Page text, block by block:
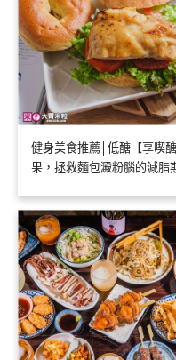
健身美食推薦│低醣【享喫
果，拯救麵包澱粉腦的減脂